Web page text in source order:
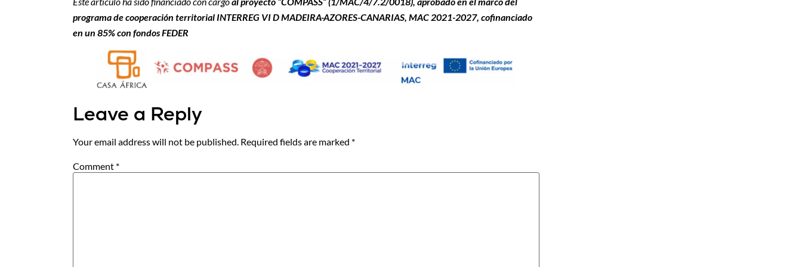
programa decooperación territorial INTERREG VI D MADEIRA-AZORES-CANARIAS, MAC 2021-2027, cofinanciado
en un 85% con fondosFEDER
Leave a Reply
Your email address will not be published. Required fields are marked *
Comment *